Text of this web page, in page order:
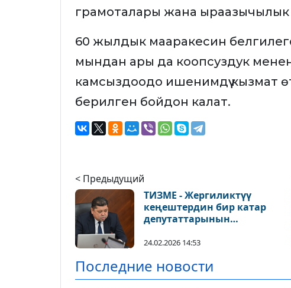
грамоталары жана
60 жылдык мааракесин
мындан ары да коопсуздук
камсыздоодо ишенимдүү кызмат
берилген бойдон калат.
< Предыдущий
ТИЗМЕ - Жергиликтүү
кеңештердин бир катар
депутаттарынын
мөөнөтүнөн мурда
24.02.2026 14:53
Последние новости